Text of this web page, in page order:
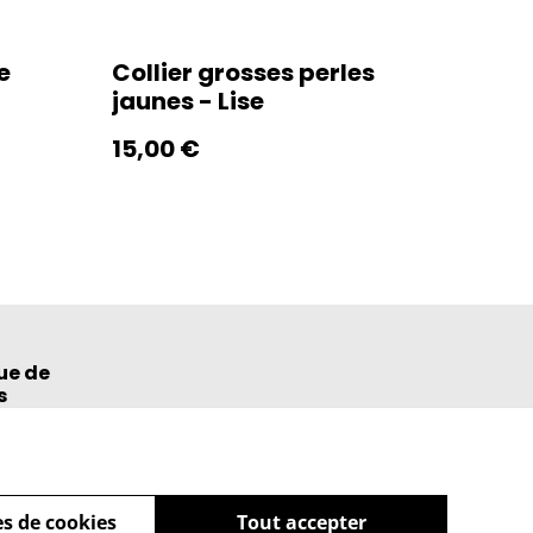
Collier grosses perles
jaunes - Lise
15,00 €
de
Tout accepter
de cookies